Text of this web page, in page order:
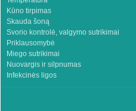
Kūno tirpimas
Skauda šoną
Svorio kontrolė, valgymo sutrikimai
Priklausomybė
Miego sutrikimai
Nuovargis ir silpnumas
Infekcinės ligos